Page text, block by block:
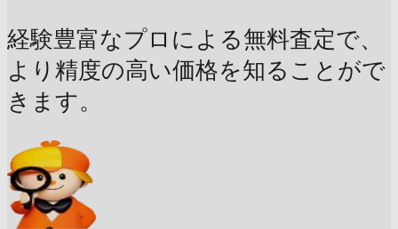
経験豊富なプロによる無料査定で、
より精度の高い価格を知ることがで
きます。